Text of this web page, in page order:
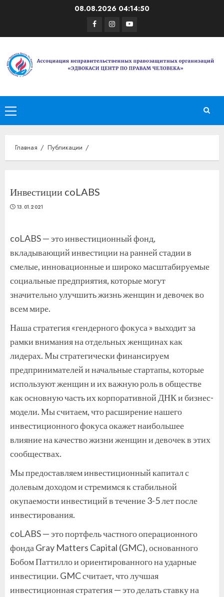
08.08.2026 04:14:50
Facebook
Instagram
Youtube
Основное
меню
Главная Публикации
Инвестиции coLABS
13.01.2021
coLABS — это инвестиционный фонд,
вкладывающий инвестиции на ранней стадии в
смелые, инновационные и широко масштабируемые
социальные предприятия, которые могут
значительно улучшить жизнь женщин и девочек во
всем мире.
Наша стратегия «гендерного фокуса » выходит за
рамки внимания на отдельных женщинах как
лидерах. Мы стратегически финансируем
предпринимателей и начальные стартапы, которые
используют женщин и их важную роль в обществе
как основную часть их корпоративной ДНК и бизнес-
модели. Мы считаем, что расширение нашего
инвестиционного фокуса окажет наибольшее
влияние на качество жизни женщин и девочек в этих
сообществах.
Мы предоставляем инвестиционный капитал с
долевым доходом и стремимся к стабильной
окупаемости инвестиций в течение 3-5 лет после
инвестирования.
coLABS — это портфель частного операционного
фонда Gray Matters Capital (GMC), основанного
Бобом Паттилло и ориентированного на ударные
инвестиции. GMC считает, что лучшая
инвестиционная стратегия — это делать ставку на